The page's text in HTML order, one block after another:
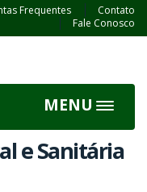
Frequentes
Contato
Fale Conosco
MENU
Toggle
e Sanitária